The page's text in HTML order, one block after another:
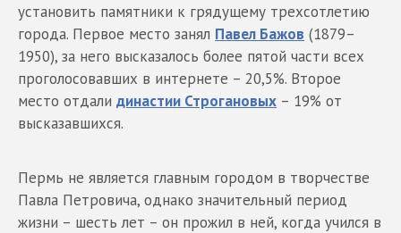
установить памятники к грядущему трехсотлетию
города. Первое место занял Павел Бажов (1879–
1950), за него высказалось более пятой части всех
проголосовавших в интернете – 20,5%. Второе
место отдали династии Строгановых – 19% от
высказавшихся.
Пермь не является главным городом в творчестве
Павла Петровича, однако значительный период
жизни – шесть лет – он прожил в ней, когда учился в